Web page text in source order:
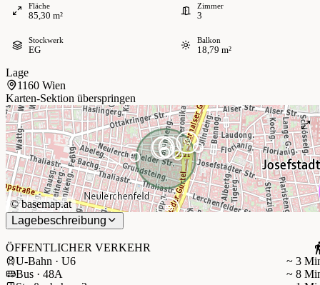
Fläche
85,30 m²
Zimmer
3
Stockwerk
EG
Balkon
18,79 m²
Lage
1160 Wien
Karten-Sektion überspringen
©basemap.at
Lagebeschreibung
ÖFFENTLICHER VERKEHR
U-Bahn · U6
~ 3
Bus · 48A
~ 8